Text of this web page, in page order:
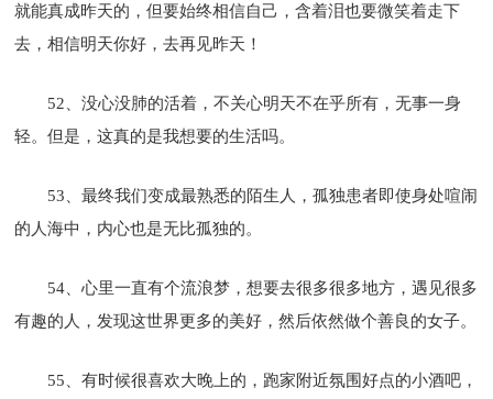
就能真成昨天的，但要始终相信自己，含着泪也要微笑着走下
去，相信明天你好，去再见昨天！
52、没心没肺的活着，不关心明天不在乎所有，无事一身
轻。但是，这真的是我想要的生活吗。
53、最终我们变成最熟悉的陌生人，孤独患者即使身处喧闹
的人海中，内心也是无比孤独的。
54、心里一直有个流浪梦，想要去很多很多地方，遇见很多
有趣的人，发现这世界更多的美好，然后依然做个善良的女子。
55、有时候很喜欢大晚上的，跑家附近氛围好点的小酒吧，